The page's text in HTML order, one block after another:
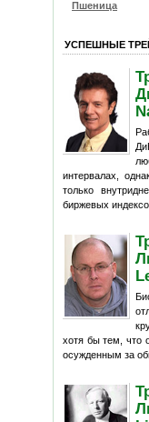
Пшеница
УСПЕШНЫЕ
интервалах,
только
биржевых
хотя бы тем, что
осужденным за